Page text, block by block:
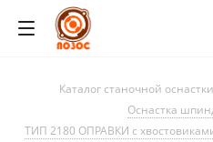
Каталог станочной оснастки
Оснастка
ТИП 2180 ОПРАВКИ с